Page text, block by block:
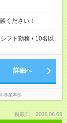
ください！
シフト勤務 / 10名以
詳細へ
事業本部
掲載日：2026.08.09